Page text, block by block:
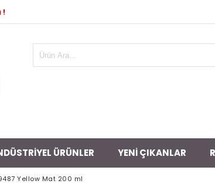
!
ÜRÜNLER YENİ ÇIKANLAR
Yellow Mat 200 ml